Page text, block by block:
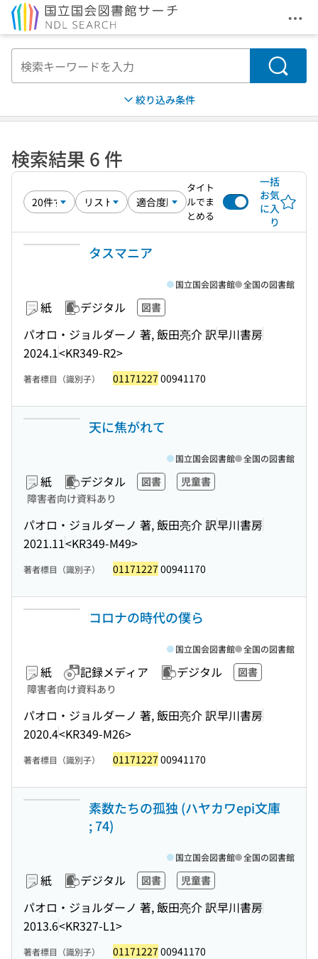
メ
検索
絞り込み条件
検索結果 6 件
タイト
ルでま
とめる
一括
お気
に入
り
タスマニア
紙 デジタル 図書
パオロ・ジョルダーノ 著, 飯田亮介 訳早川書房
2024.1<KR349-R2>
国立国会図書館 全国の図書館
著者標目（識別子） 01171227 00941170
天に焦がれて
紙 デジタル 図書
児童書
障害者向け資料あり
パオロ・ジョルダーノ 著, 飯田亮介 訳早川書房
2021.11<KR349-M49>
国立国会図書館 全国の図書館
著者標目（識別子） 01171227 00941170
コロナの時代の僕ら
紙 記録メディア デジタル
図書
障害者向け資料あり
パオロ・ジョルダーノ 著, 飯田亮介 訳早川書房
2020.4<KR349-M26>
国立国会図書館 全国の図書館
著者標目（識別子） 01171227 00941170
素数たちの孤独 (ハヤカワepi文庫
; 74)
紙 デジタル 図書 児童書
パオロ・ジョルダーノ 著, 飯田亮介 訳早川書房
2013.6<KR327-L1>
国立国会図書館 全国の図書館
著者標目（識別子） 01171227 00941170